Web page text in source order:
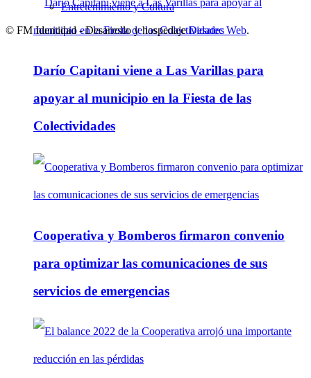
Darío Capitani viene a Las Varillas para
apoyar al municipio en la Fiesta de las
Colectividades
Cooperativa y Bomberos firmaron convenio
para optimizar las comunicaciones de sus
servicios de emergencias
Entretenimiento y Cultura
© FM Identidad - Desarrollo y hospedajeDesatec Web.